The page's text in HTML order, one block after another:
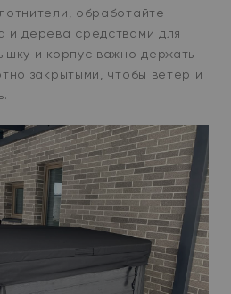
обработайте
и дерева средствами для
и корпус важно держать
закрытыми, чтобы ветер и